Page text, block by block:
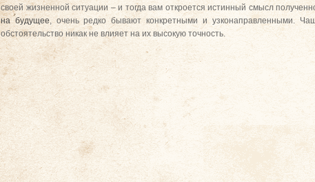
своей жизненной ситуации – и тогда вам откроется истинный смысл
на будущее, очень редко бывают конкретными и узконаправленными.
обстоятельство никак не влияет на их высокую точность.